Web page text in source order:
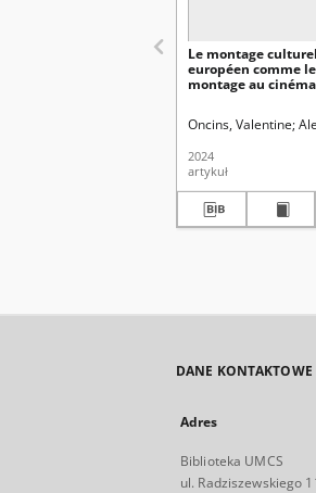
Le montage culturel
européen comme le
montage au
Oncins, Valentine
2024
artykuł
DANE KONTAKTOWE
Adres
Biblioteka UMCS
ul. Radziszewskiego